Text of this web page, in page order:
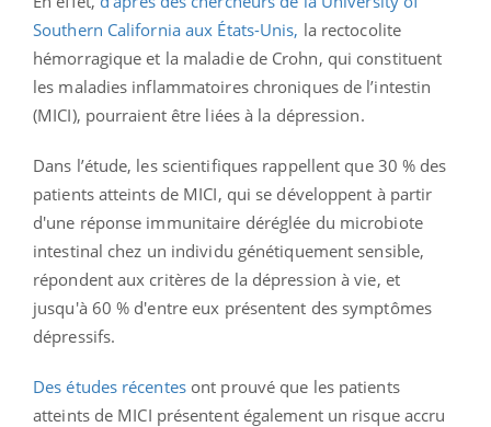
Southern California aux États-Unis, la rectocolite
hémorragique et la maladie de Crohn, qui constituent
les maladies inflammatoires chroniques de l’intestin
(MICI), pourraient être liées à la dépression.
Dans l’étude, les scientifiques rappellent que 30 % des
patients atteints de MICI, qui se développent à partir
d'une réponse immunitaire déréglée du microbiote
intestinal chez un individu génétiquement sensible,
répondent aux critères de la dépression à vie, et
jusqu'à 60 % d'entre eux présentent des symptômes
dépressifs.
Des études récentesont prouvé que les patients
atteints de MICI présentent également un risque accru